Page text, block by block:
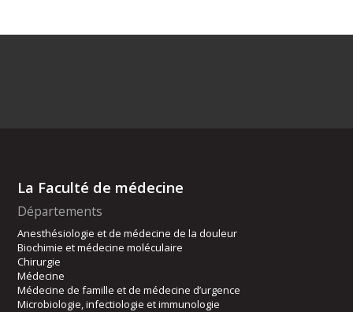
La Faculté de médecine
Départements
Anesthésiologie et de médecine de la douleur
Biochimie et médecine moléculaire
Chirurgie
Médecine
Médecine de famille et de médecine d’urgence
Microbiologie, infectiologie et immunologie